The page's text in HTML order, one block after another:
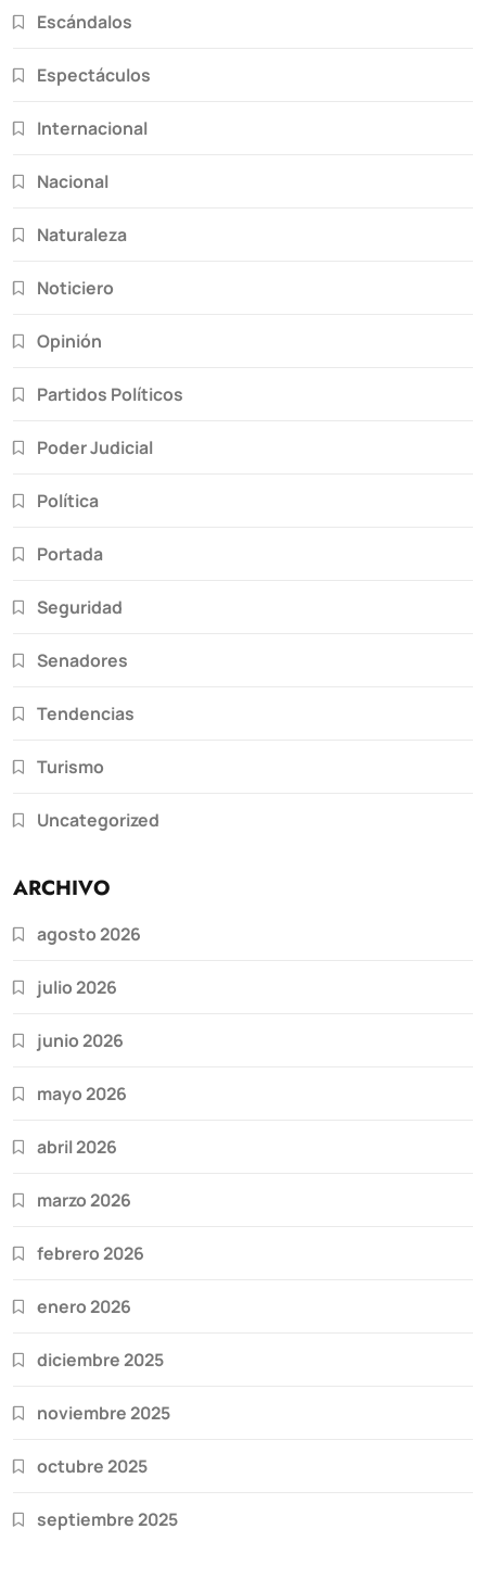
Escándalos
Espectáculos
Internacional
Nacional
Naturaleza
Noticiero
Opinión
Partidos Políticos
Poder Judicial
Política
Portada
Seguridad
Senadores
Tendencias
Turismo
Uncategorized
ARCHIVO
agosto 2026
julio 2026
junio 2026
mayo 2026
abril 2026
marzo 2026
febrero 2026
enero 2026
diciembre 2025
noviembre 2025
octubre 2025
septiembre 2025